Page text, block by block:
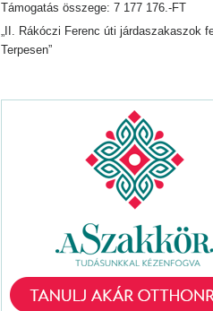
Támogatás összege: 7 177 176.-FT
„II. Rákóczi Ferenc úti járdaszakaszok
Terpesen”